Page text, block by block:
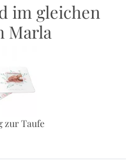
im gleichen
Marla
zur Taufe